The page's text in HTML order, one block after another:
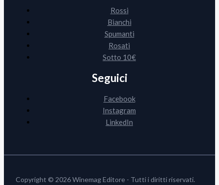
Rossi
Bianchi
Spumanti
Rosati
Sotto 10€
Seguici
Facebook
Instagram
LinkedIn
Copyright © 2026 Winemag Editore - Tutti i diritti riservati.